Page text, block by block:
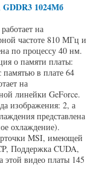
GDDR3 1024Мб
на
частоте 810 МГц и
по процессу 40 нм.
о памяти платы:
в плате 64
на
линейки GeForce.
изображения: 2, а
представлена
охлаждение).
MSI, имеющей
Поддержка CUDA,
видео платы 145